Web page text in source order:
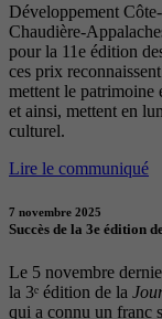
Développement
Chaudière-
pour la 11e édition
ces prix
mettent le patrimoine
et ainsi, mettent en
culturel.
Lire le communiqué
7 novembre 2025
Succès de la 3e édition
Le 5 novembre
la 3ᵉ édition de la
qui a connu un franc